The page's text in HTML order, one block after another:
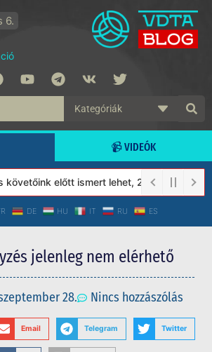
6.
📹 VIDEÓK
előtt ismert lehet, 2023-tól a
DE HU IT RU ES
jelenleg nem elérhető
28. Nincs hozzászólás
Email Telegram Twitter